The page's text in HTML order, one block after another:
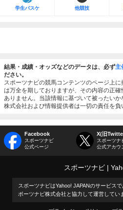
学生バスケ 他競技
結果・成績・オッズなどのデータは、必ず主
ださい。
スポーツナビの競馬コンテンツのページ上
は万全を期しておりますが、その内容の正
ありません。当該情報に基づいて被ったい
株式会社および情報提供者は一切の責任を負
Facebook
スポーツナビ
公式ページ
X(旧
スポーツナ
公式アカウ
スポーツナビ
スポーツナビはYahoo! JAPANのサービス
ポーツナビ株式会社と協力して運営してい